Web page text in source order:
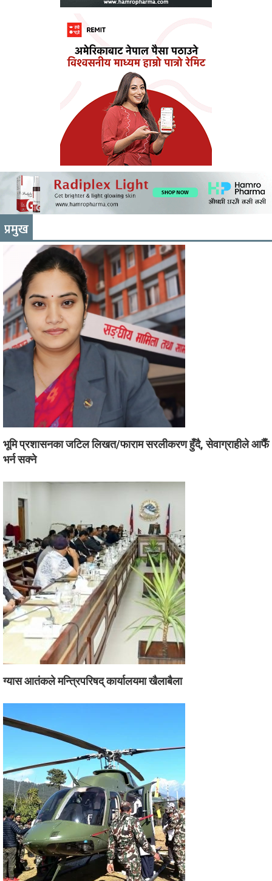
प्रमुख
भूमि प्रशासनका जटिल लिखत/फाराम सरलीकरण हुँदै, सेवाग्राहीले आफैँ
भर्न सक्ने
ग्यास आतंकले मन्त्रिपरिषद् कार्यालयमा खैलाबैला